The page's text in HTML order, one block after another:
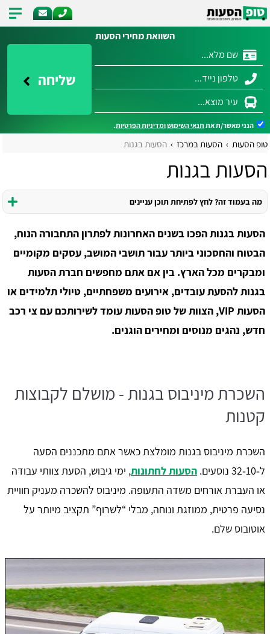
השוואת מחירי הסעות
שליחה
הנני מאשר/ת את תנאי השימושומדיניות הפרטיות.
טופ הסעות הסעות במרכז הסעות בגנות
הסעות בגנות
מה בעמוד זה? לחץ לפתיחת תוכן עניינים
הסעות בגנות הפכו בשנים האחרונות לפתרון התחבורה הנוח,
הבטוח והחסכוני ביותר עבור תושבי המושב, עסקים מקומיים
ומבקרים מכל הארץ. בין אם אתם מחפשים חברת הסעות
בגנות להסעת עובדים, אירועים משפחתיים, טיולי תלמידים או
הסעות VIP, הצוות של טופ הסעות עומד לשירותכם עם צי רכב
חדש, נהגים מנוסים ומחירים הוגנים.
השכרת מיניבוס בגנות - מושלם לקבוצות
קטנות
השכרת מיניבוס בגנות מומלצת כאשר אתם מתכננים הסעה
ל‑10‑32 נוסעים.
הסעות לחתונות, ימי גיבוש, הסעת צוותי עבודה
או העברת אורחים משדה התעופה. מיניבוס להשכרה מעניק חוויית
נסיעה פרטית, ממוזגת ונוחה, מבלי “לשרוף” תקציב מיותר על
אוטובוס שלם.